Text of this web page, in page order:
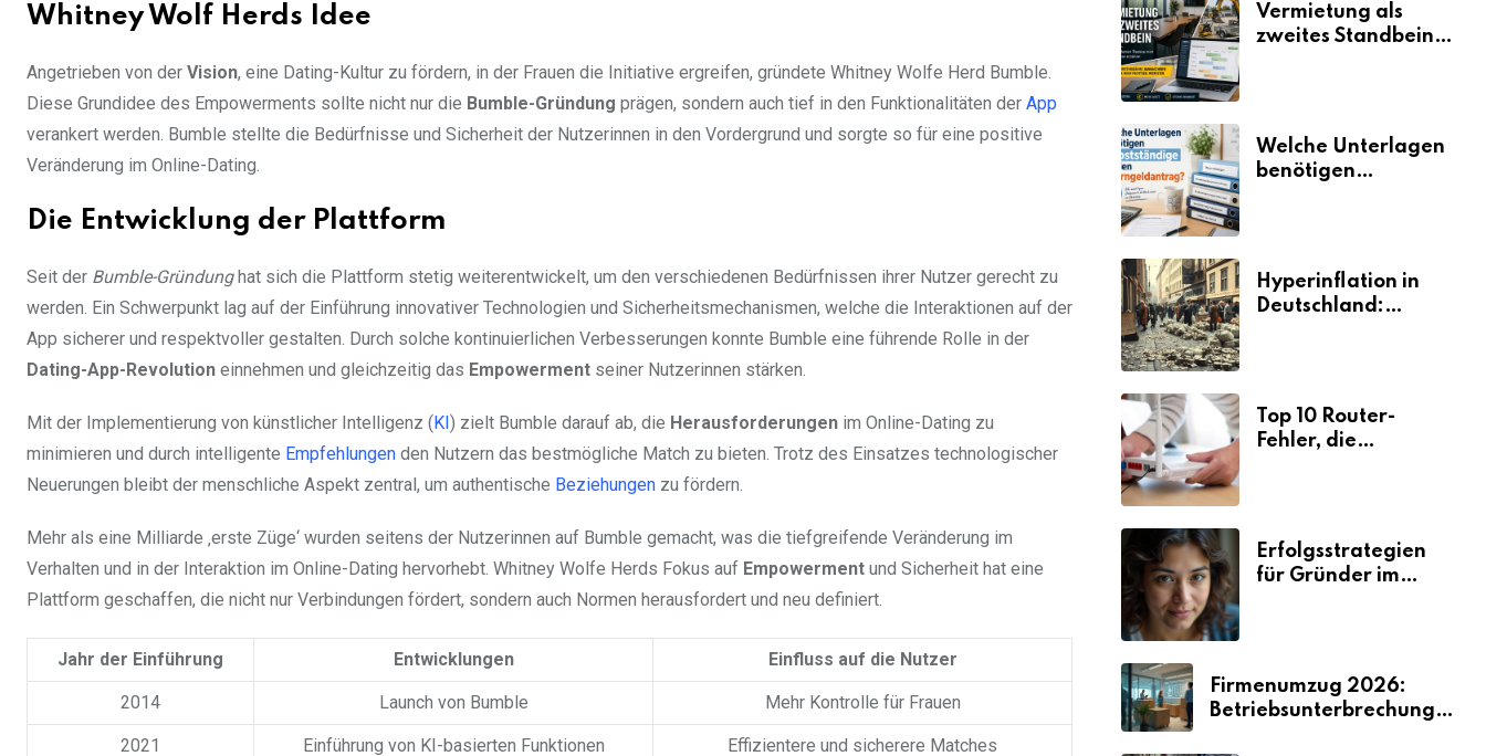
Whitney Wolf Herds Idee
Angetrieben von der Vision, eine Dating-Kultur zu fördern, in der Frauen die Initiative ergreifen, gründete Whitney Wolfe Herd Bumble.
Diese Grundidee des Empowerments sollte nicht nur die Bumble-Gründung prägen, sondern auch tief in den Funktionalitäten der App
verankert werden. Bumble stellte die Bedürfnisse und Sicherheit der Nutzerinnen in den Vordergrund und sorgte so für eine positive
Veränderung im Online-Dating.
Die Entwicklung der Plattform
Seit der Bumble-Gründunghat sich die Plattform stetig weiterentwickelt, um den verschiedenen Bedürfnissen ihrer Nutzer gerecht zu
werden. Ein Schwerpunkt lag auf der Einführung innovativer Technologien und Sicherheitsmechanismen, welche die Interaktionen auf der
App sicherer und respektvoller gestalten. Durch solche kontinuierlichen Verbesserungen konnte Bumble eine führende Rolle in der
Dating-App-Revolution einnehmen und gleichzeitig das Empowerment seiner Nutzerinnen stärken.
Mit der Implementierung von künstlicher Intelligenz (KI) zielt Bumble darauf ab, die Herausforderungen im Online-Dating zu
minimieren und durch intelligente Empfehlungen den Nutzern das bestmögliche Match zu bieten. Trotz des Einsatzes technologischer
Neuerungen bleibt der menschliche Aspekt zentral, um authentische Beziehungen zu fördern.
Mehr als eine Milliarde ‚erste Züge‘ wurden seitens der Nutzerinnen auf Bumble gemacht, was die tiefgreifende Veränderung im
Verhalten und in der Interaktion im Online-Dating hervorhebt. Whitney Wolfe Herds Fokus auf Empowerment und Sicherheit hat eine
Plattform geschaffen, die nicht nur Verbindungen fördert, sondern auch Normen herausfordert und neu definiert.
Jahr der Einführung Entwicklungen Einfluss auf die Nutzer
2014 Launch von Bumble Mehr Kontrolle für Frauen
2021 Einführung von KI-basierten Funktionen Effizientere und sicherere Matches
Vermietung als
zweites Standbein:
Umsätze machen
Welche Unterlagen
benötigen
Hyperinflation in
Deutschland:
Top 10 Router-
Fehler, die
Erfolgsstrategien
für Gründer im
Firmenumzug 2026:
Betriebsunterbrechungen